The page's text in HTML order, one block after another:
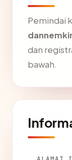
Pemindai
dan
bawah.